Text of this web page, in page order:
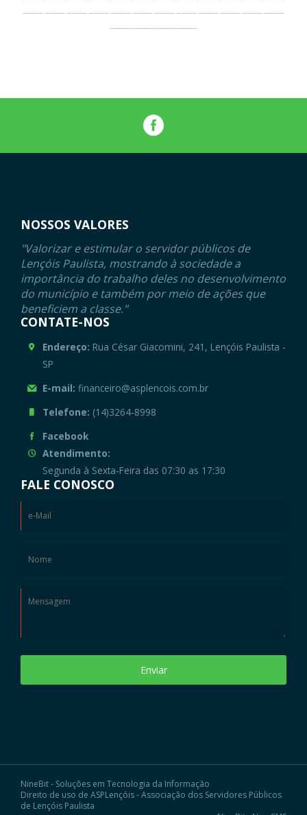
NOSSOS VALORES
"Valorizar e estimular o servidor públicos de
Lençóis Paulista, mostrando à sociedade a
importância do trabalho deles no desenvolvimento
do município e também por meio de ações que
beneficiem a classe."
CONTATE-NOS
Endereço: Rua César Giacomini, 241, Lençóis Paulista -
SP
E-mail: financeiro@asplencois.com.br
Telefone: (14)3264-8998
Facebook
Atendimento:
Segunda à Sexta-Feira das 07:30 as 17:30
FALE CONOSCO
Enviar
NineBit - Soluções em Tecnologia da Informação
Direito de uso de ASPLençóis - Associação dos Servidores Públicos
de Lençóis Paulista